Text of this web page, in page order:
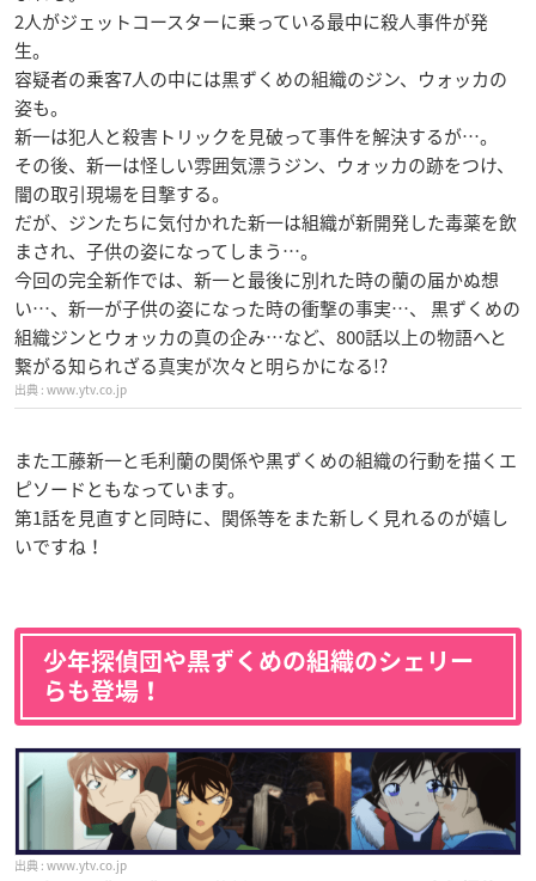
2人がジェットコースターに乗っている最中に殺人事件が発
生。
容疑者の乗客7人の中には黒ずくめの組織のジン、ウォッカの
姿も。
新一は犯人と殺害トリックを見破って事件を解決するが…。
その後、新一は怪しい雰囲気漂うジン、ウォッカの跡をつけ、
闇の取引現場を目撃する。
だが、ジンたちに気付かれた新一は組織が新開発した毒薬を飲
まされ、子供の姿になってしまう…。
今回の完全新作では、新一と最後に別れた時の蘭の届かぬ想
い…、新一が子供の姿になった時の衝撃の事実…、 黒ずくめの
組織ジンとウォッカの真の企み…など、800話以上の物語へと
繋がる知られざる真実が次々と明らかになる!?
www.ytv.co.jp
また工藤新一と毛利蘭の関係や黒ずくめの組織の行動を描くエ
ピソードともなっています。
第1話を見直すと同時に、関係等をまた新しく見れるのが嬉し
いですね！
少年探偵団や黒ずくめの組織のシェリー
らも登場！
www.ytv.co.jp